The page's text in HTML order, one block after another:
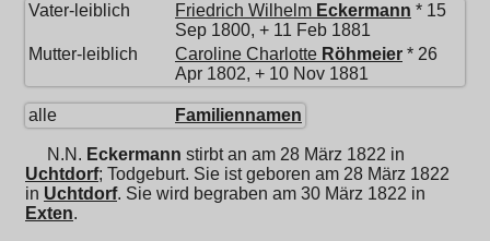
Vater-leiblich Friedrich Wilhelm Eckermann * 15
Sep 1800, + 11 Feb 1881
Mutter-leiblich
Caroline Charlotte Röhmeier * 26
Apr 1802, + 10 Nov 1881
alle Familiennamen
N.N. Eckermann stirbt an am 28 März 1822 in
Uchtdorf; Todgeburt. Sie ist geboren am 28 März 1822
in Uchtdorf. Sie wird begraben am 30 März 1822 in
Exten.